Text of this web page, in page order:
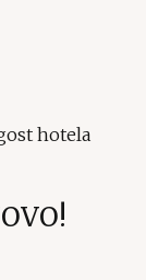
hotela